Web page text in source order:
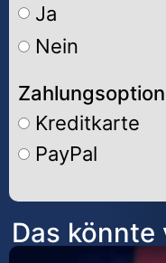
Ja
Nein
Kreditkarte
PayPal
Alternative:
Das könnte